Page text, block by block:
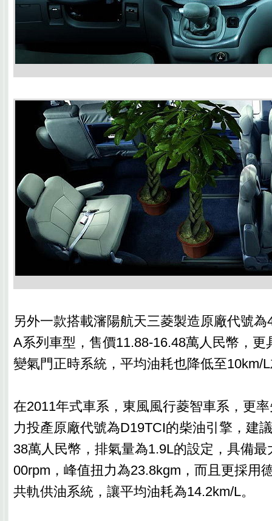
另外一款搭載瀋陽航天三菱製造原廠代號
A系列車型，售價11.88-16.48萬人民幣，更
變氣門正時系統，平均油耗也降低至10km/
在2011年式車系，東風風行菱智車系，更
力投產原廠代號為D19TCI的柴油引擎，建
38萬人民幣，排氣量為1.9L的設定，具備最
00rpm，峰值扭力為23.8kgm，而且更採用
共軌供油系統，讓平均油耗為14.2km/L。